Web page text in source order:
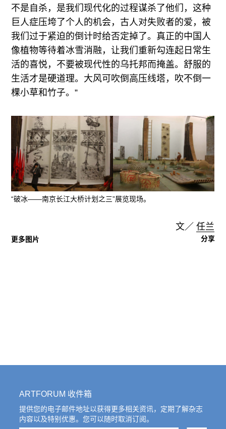
不是自杀，是我们现代化的过程谋杀了他们，这种
巨人症压垮了个人的机会，古人对失败者的爱，被
我们过于紧迫的倒计时给否定掉了。真正的中国人
像植物等待着冰雪消融，让我们重新勾连起日常生
活的喜悦，不要被现代性的乌托邦而掩盖。舒服的
生活才是硬道理。大风可吹倒高压线塔，吹不倒一
棵小草和竹子。”
“破冰——南京长江大桥计划之三”展览现场。
文／ 任兰
更多图片 分享
ARTFORUM 收件箱
提供您的电子邮件地址以获得更多相关资讯，定期了解杂志
内容以及特别优惠。您可以随时取消订阅。